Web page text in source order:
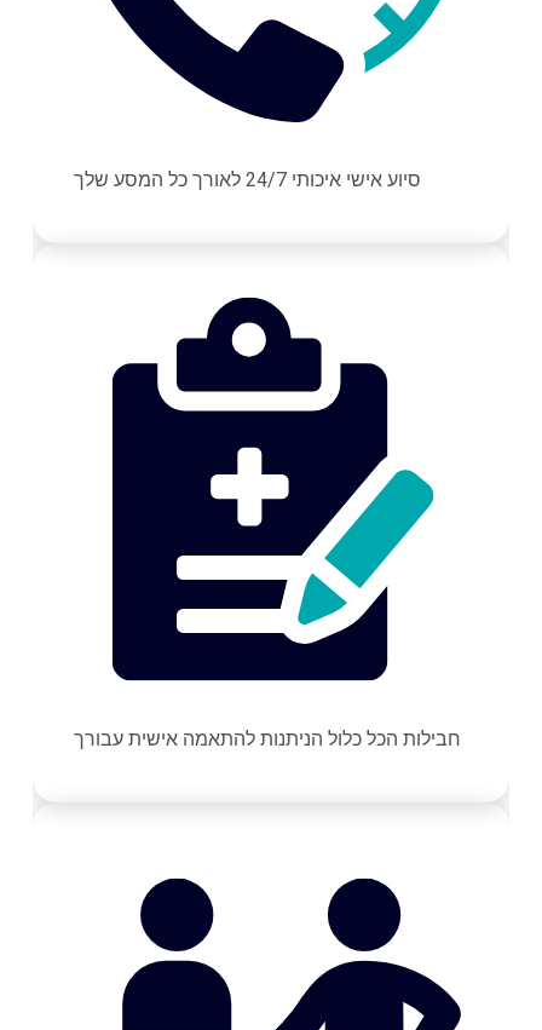
סיוע אישי איכותי 24/7 לאורך כל המסע שלך
חבילות הכל כלול הניתנות להתאמה אישית עבורך